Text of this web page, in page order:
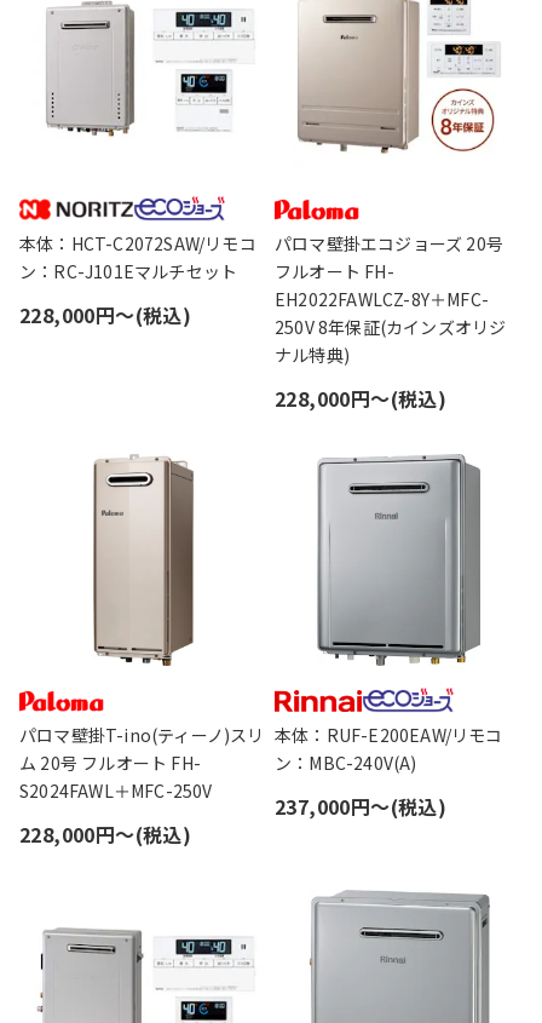
本体：HCT-C2072SAW/リモコ
ン：RC-J101Eマルチセット
228,000円〜(税込)
パロマ壁掛エコジョーズ 20号
フルオート FH-
EH2022FAWLCZ-8Y＋MFC-
250V 8年保証(カインズオリジ
ナル特典)
228,000円〜(税込)
パロマ壁掛T-ino(ティーノ)スリ
ム 20号 フルオート FH-
S2024FAWL＋MFC-250V
228,000円〜(税込)
本体：RUF-E200EAW/リモコ
ン：MBC-240V(A)
237,000円〜(税込)